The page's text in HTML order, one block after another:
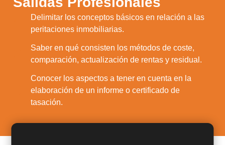
Delimitar los conceptos básicos en relación a las
peritaciones inmobiliarias.
Saber en qué consisten los métodos de coste,
comparación, actualización de rentas y residual.
Conocer los aspectos a tener en cuenta en la
elaboración de un informe o certificado de
tasación.